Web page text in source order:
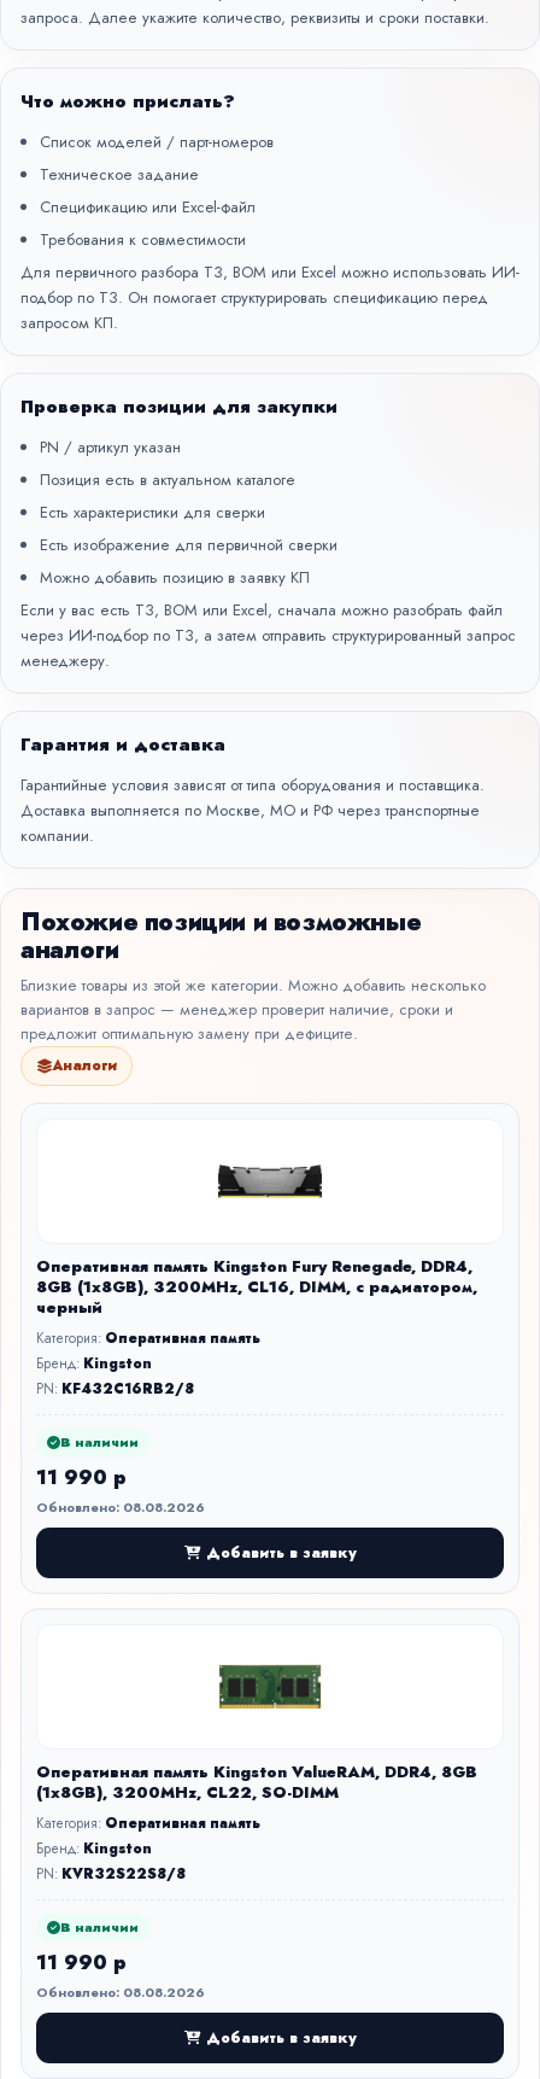
запроса. Далее укажите количество, реквизиты и сроки поставки.
Что можно прислать?
Список моделей / парт-номеров
Техническое задание
Спецификацию или Excel-файл
Требования к совместимости
Для первичного разбора ТЗ, BOM или Excel можно использовать ИИ-
подбор по ТЗ. Он помогает структурировать спецификацию перед
запросом КП.
Проверка позиции для закупки
PN / артикул указан
Позиция есть в актуальном каталоге
Есть характеристики для сверки
Есть изображение для первичной сверки
Можно добавить позицию в заявку КП
Если у вас есть ТЗ, BOM или Excel, сначала можно разобрать файл
через ИИ-подбор по ТЗ, а затем отправить структурированный запрос
менеджеру.
Гарантия и доставка
Гарантийные условия зависят от типа оборудования и поставщика.
Доставка выполняется по Москве, МО и РФ через транспортные
компании.
Похожие позиции и возможные
аналоги
Близкие товары из этой же категории. Можно добавить несколько
вариантов в запрос — менеджер проверит наличие, сроки и
предложит оптимальную замену при дефиците.
Аналоги
Оперативная память Kingston Fury Renegade, DDR4,
8GB (1x8GB), 3200MHz, CL16, DIMM, с радиатором,
черный
Категория: Оперативная память
Бренд: Kingston
PN: KF432C16RB2/8
В наличии
11 990 р
Обновлено: 08.08.2026
Добавить в заявку
Оперативная память Kingston ValueRAM, DDR4, 8GB
(1x8GB), 3200MHz, CL22, SO-DIMM
Категория: Оперативная память
Бренд: Kingston
PN: KVR32S22S8/8
В наличии
11 990 р
Обновлено: 08.08.2026
Добавить в заявку